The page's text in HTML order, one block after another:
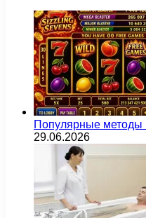
Популярные методы
29.06.2026